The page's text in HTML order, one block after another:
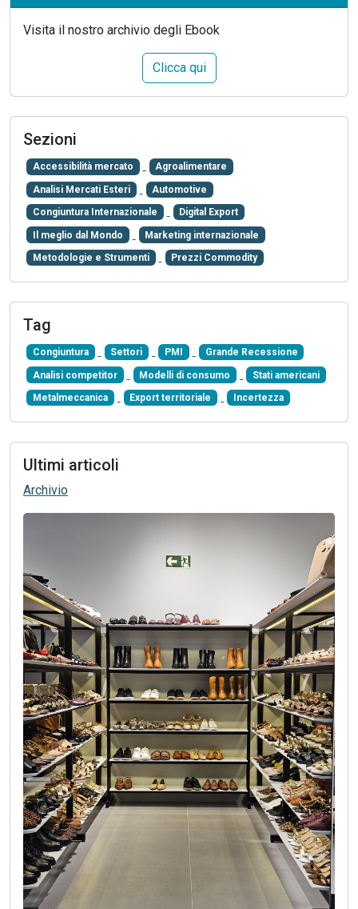
Visita il nostro archivio degli Ebook
Clicca qui
Sezioni
Accessibilità mercato Agroalimentare
Analisi Mercati Esteri Automotive
Congiuntura Internazionale Digital Export
Il meglio dal Mondo Marketing internazionale
Metodologie e Strumenti Prezzi Commodity
Tag
Congiuntura Settori PMI Grande Recessione
Analisi competitor Modelli di consumo Stati americani
Metalmeccanica Export territoriale Incertezza
Ultimi articoli
Archivio